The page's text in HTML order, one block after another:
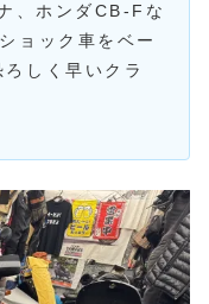
、ホンダCB-Fな
ョック車をベー
しく早いクラ